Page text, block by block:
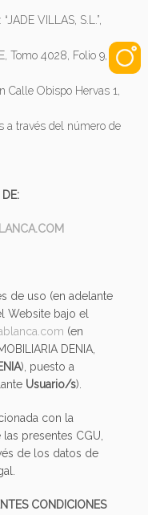
VILLAS, S.L.”,
Tomo 4028, Folio 9,
Calle Obispo Hervas 1,
a través del número de
de uso (en adelante
Website bajo el
(en
DENIA,
), puesto a
Usuario/s).
con la
presentes CGU,
de los datos de
CONDICIONES